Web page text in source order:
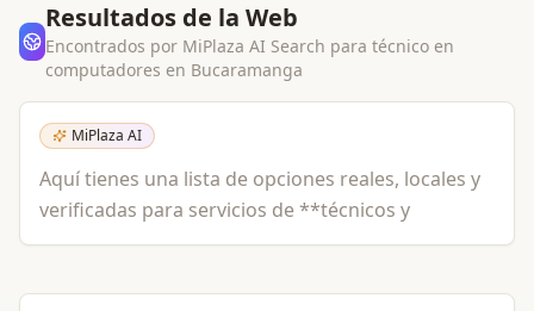
Resultados de la Web
Encontrados por MiPlaza AI Search paratécnico en
computadores en Bucaramanga
MiPlaza AI
Aquí tienes una lista de opciones reales, locales y
verificadas para servicios de **técnicos y